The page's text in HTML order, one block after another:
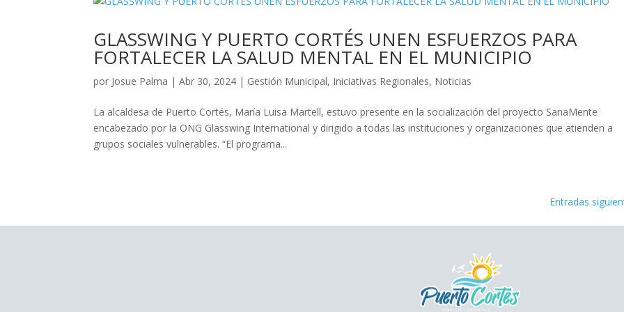
GLASSWING Y PUERTO CORTÉS UNEN ESFUERZOS PARA
FORTALECER LA SALUD MENTAL EN EL MUNICIPIO
por Josue Palma |Abr 30, 2024 | Gestión Municipal, Iniciativas Regionales, Noticias
La alcaldesa de Puerto Cortés, María Luisa Martell, estuvo presente en la socialización del proyecto SanaMente
encabezado por la ONG Glasswing International y dirigido a todas las instituciones y organizaciones que atienden a
grupos sociales vulnerables. “El programa...
Entradas